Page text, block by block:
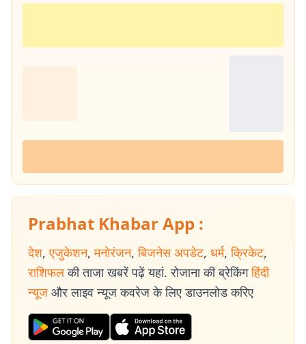
Prabhat Khabar App :
देश, एजुकेशन, मनोरंजन, बिजनेस अपडेट, धर्म, क्रिकेट,
राशिफल की ताजा खबरें पढ़ें यहां. रोजाना की ब्रेकिंग हिंदी
न्यूज और लाइव न्यूज कवरेज के लिए डाउनलोड करिए